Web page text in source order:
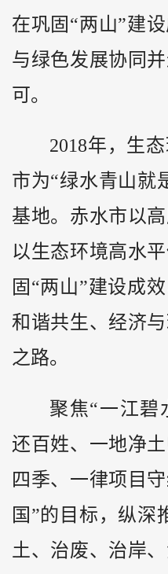
在巩固“两山”建
与绿色发展协同
可。
2018年，生
市为“绿水青山就
基地。赤水市以
以生态环境高水
固“两山”建设成
和谐共生、经济
之路。
聚焦“一江碧
还百姓、一地净
四季、一律项目
国”的目标，纵深
土、治废、治岸